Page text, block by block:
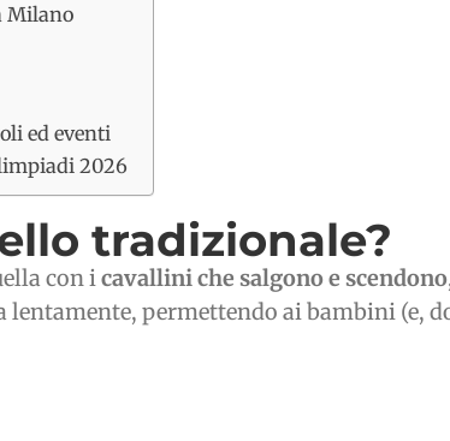
Milano
ed eventi
2026
tradizionale?
con icavallini che salgono e scendono
permettendo ai bambini (e,